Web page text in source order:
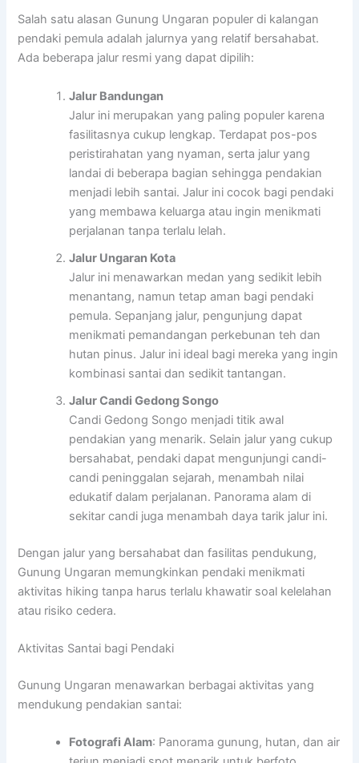
Salah satu alasan Gunung Ungaran populer di kalangan
pendaki pemula adalah jalurnya yang relatif bersahabat.
Ada beberapa jalur resmi yang dapat dipilih:
Jalur Bandungan
Jalur ini merupakan yang paling populer karena
fasilitasnya cukup lengkap. Terdapat pos-pos
peristirahatan yang nyaman, serta jalur yang
landai di beberapa bagian sehingga pendakian
menjadi lebih santai. Jalur ini cocok bagi pendaki
yang membawa keluarga atau ingin menikmati
perjalanan tanpa terlalu lelah.
Jalur Ungaran Kota
Jalur ini menawarkan medan yang sedikit lebih
menantang, namun tetap aman bagi pendaki
pemula. Sepanjang jalur, pengunjung dapat
menikmati pemandangan perkebunan teh dan
hutan pinus. Jalur ini ideal bagi mereka yang ingin
kombinasi santai dan sedikit tantangan.
Jalur Candi Gedong Songo
Candi Gedong Songo menjadi titik awal
pendakian yang menarik. Selain jalur yang cukup
bersahabat, pendaki dapat mengunjungi candi-
candi peninggalan sejarah, menambah nilai
edukatif dalam perjalanan. Panorama alam di
sekitar candi juga menambah daya tarik jalur ini.
Dengan jalur yang bersahabat dan fasilitas pendukung,
Gunung Ungaran memungkinkan pendaki menikmati
aktivitas hiking tanpa harus terlalu khawatir soal kelelahan
atau risiko cedera.
Aktivitas Santai bagi Pendaki
Gunung Ungaran menawarkan berbagai aktivitas yang
mendukung pendakian santai:
Fotografi Alam: Panorama gunung, hutan, dan air